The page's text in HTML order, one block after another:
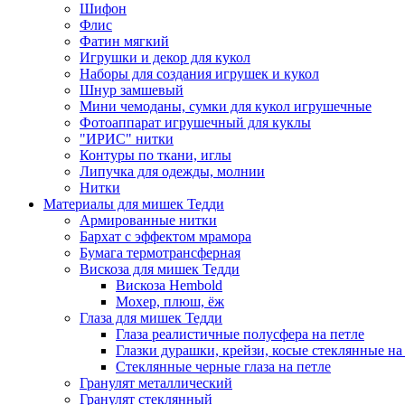
Шифон
Флис
Фатин мягкий
Игрушки и декор для кукол
Наборы для создания игрушек и кукол
Шнур замшевый
Мини чемоданы, сумки для кукол игрушечные
Фотоаппарат игрушечный для куклы
"ИРИС" нитки
Контуры по ткани, иглы
Липучка для одежды, молнии
Нитки
Материалы для мишек Тедди
Армированные нитки
Бархат с эффектом мрамора
Бумага термотрансферная
Вискоза для мишек Тедди
Вискоза Hembold
Мохер, плюш, ёж
Глаза для мишек Тедди
Глаза реалистичные полусфера на петле
Глазки дурашки, крейзи, косые стеклянные на
Стеклянные черные глаза на петле
Гранулят металлический
Гранулят стеклянный